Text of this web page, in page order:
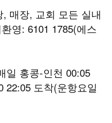
매장, 교회 모든 실내
영: 6101 1785(에스
일 홍콩-인천 00:05
22:05 도착(운항요일